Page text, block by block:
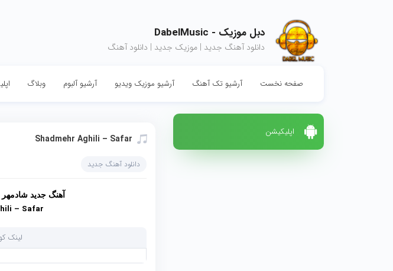
دبل موزیک - DabelMusic
دانلود آهنگ جدید | موزیک جدید | دانلود آهنگ
صفحه نخست آرشیو تک آهنگ آرشیو موزیک ویدیو آرشیو آلبوم وبلاگ
اپلیکیشن
Shadmehr Aghili – Safar
دانلود آهنگ جدید
آهنگ جدید
– Safar
لینک